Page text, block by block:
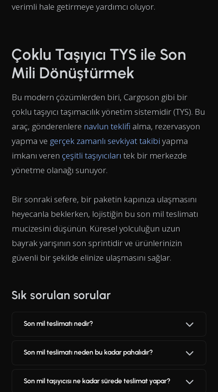
verimli hale getirmeye yardımcı oluyor.
Çoklu Taşıyıcı TYS ile Son
Mili Dönüştürmek
Bu modern çözümlerden biri, Cargoson gibi bir
çoklu taşıyıcı taşımacılık yönetim sistemidir (TYS). Bu
araç, gönderenlere navlun teklifi alma, rezervasyon
yapma ve gerçek zamanlı sevkiyat takibi yapma
imkanı veren çeşitli taşıyıcıları tek bir merkezde
yönetme olanağı sunuyor.
Bir sonraki sefere, bir paketin kapınıza ulaşmasını
heyecanla beklerken, lojistiğin bu son mil teslimatı
mucizesini düşünün. Küresel yolculuğun uzun
bayrak yarışının son sprintidir ve ürünlerinizin
güvenli bir şekilde elinize ulaşmasını sağlar.
Sık sorulan sorular
Son mil teslimatı nedir?
Son mil teslimatı neden bu kadar pahalıdır?
Son mil taşıyıcısı ne kadar sürede teslimat yapar?